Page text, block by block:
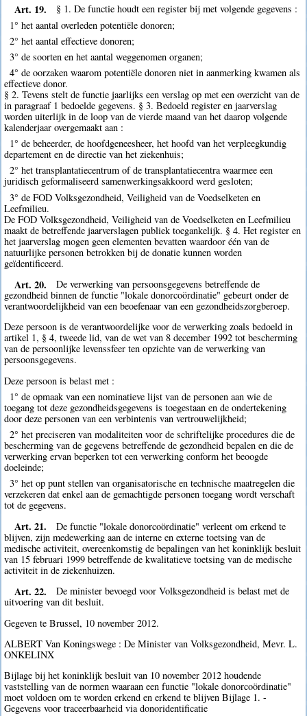
Art. 19.
§ 1. De functie houdt een register bij met volgende gegevens :
1° het aantal overleden potentiële donoren;
2° het aantal effectieve donoren;
3° de soorten en het aantal weggenomen organen;
4° de oorzaken waarom potentiële donoren niet in aanmerking kwamen als
effectieve donor.
§ 2. Tevens stelt de functie jaarlijks een verslag op met een overzicht van de
in paragraaf 1 bedoelde gegevens. § 3. Bedoeld register en jaarverslag
worden uiterlijk in de loop van de vierde maand van het daarop volgende
kalenderjaar overgemaakt aan :
1° de beheerder, de hoofdgeneesheer, het hoofd van het verpleegkundig
departement en de directie van het ziekenhuis;
2° het transplantatiecentrum of de transplantatiecentra waarmee een
juridisch geformaliseerd samenwerkingsakkoord werd gesloten;
3° de FOD Volksgezondheid, Veiligheid van de Voedselketen en
Leefmilieu.
De FOD Volksgezondheid, Veiligheid van de Voedselketen en Leefmilieu
maakt de betreffende jaarverslagen publiek toegankelijk. § 4. Het register en
het jaarverslag mogen geen elementen bevatten waardoor één van de
natuurlijke personen betrokken bij de donatie kunnen worden
geïdentificeerd.
Art. 20.
De verwerking van persoonsgegevens betreffende de
gezondheid binnen de functie "lokale donorcoördinatie" gebeurt onder de
verantwoordelijkheid van een beoefenaar van een gezondheidszorgberoep.
Deze persoon is de verantwoordelijke voor de verwerking zoals bedoeld in
artikel 1, § 4, tweede lid, van de wet van 8 december 1992 tot bescherming
van de persoonlijke levenssfeer ten opzichte van de verwerking van
persoonsgegevens.
Deze persoon is belast met :
1° de opmaak van een nominatieve lijst van de personen aan wie de
toegang tot deze gezondheidsgegevens is toegestaan en de ondertekening
door deze personen van een verbintenis van vertrouwelijkheid;
2° het preciseren van modaliteiten voor de schriftelijke procedures die de
bescherming van de gegevens betreffende de gezondheid bepalen en die de
verwerking ervan beperken tot een verwerking conform het beoogde
doeleinde;
3° het op punt stellen van organisatorische en technische maatregelen die
verzekeren dat enkel aan de gemachtigde personen toegang wordt verschaft
tot de gegevens.
Art. 21.
De functie "lokale donorcoördinatie" verleent om erkend te
blijven, zijn medewerking aan de interne en externe toetsing van de
medische activiteit, overeenkomstig de bepalingen van het koninklijk besluit
van 15 februari 1999 betreffende de kwalitatieve toetsing van de medische
activiteit in de ziekenhuizen.
Art. 22.
De minister bevoegd voor Volksgezondheid is belast met de
uitvoering van dit besluit.
Gegeven te Brussel, 10 november 2012.
ALBERT Van Koningswege : De Minister van Volksgezondheid, Mevr. L.
ONKELINX
Bijlage bij het koninklijk besluit van 10 november 2012 houdende
vaststelling van de normen waaraan een functie "lokale donorcoördinatie"
moet voldoen om te worden erkend en erkend te blijven Bijlage 1. -
Gegevens voor traceerbaarheid via donoridentificatie